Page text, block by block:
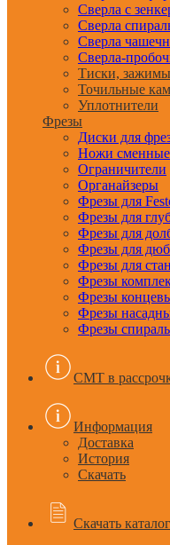
Сверла с
Сверла
Сверла
Сверла-
Тиски, зажимы
Точильные
Уплотнители
Фрезы
Диски для
Ножи сменные
Ограничители
Органайзеры
Фрезы для
Фрезы для
Фрезы для
Фрезы для
Фрезы для
Фрезы
Фрезы
Фрезы
Фрезы
CMT в
Информация
Доставка
История
Скачать
Скачать каталог